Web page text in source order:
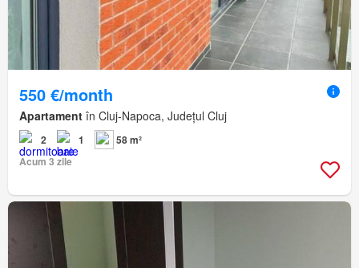
550 €/month
Apartament în Cluj-Napoca, Județul Cluj
2 1
58 m²
Acum 3 zile